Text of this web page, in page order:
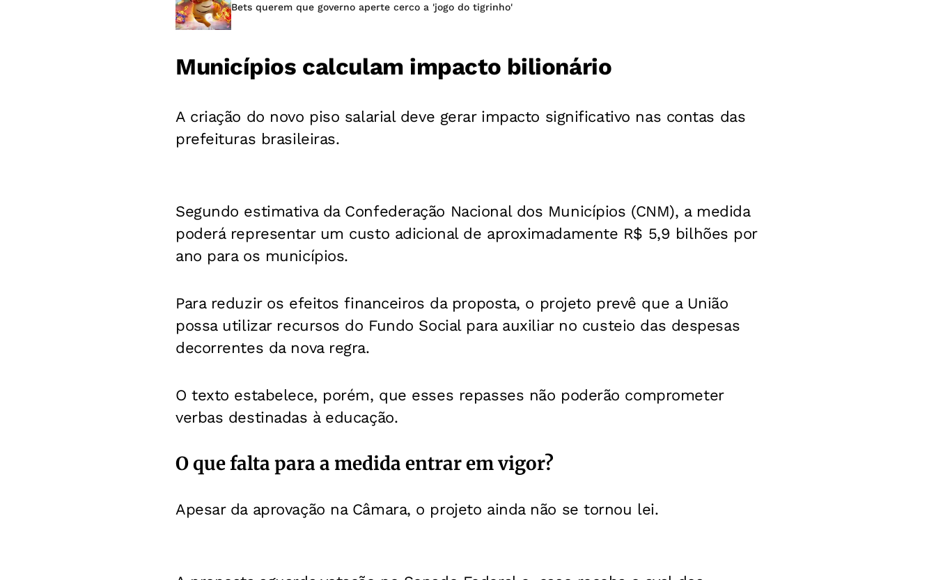
Bets querem que governo aperte cerco a 'jogo do tigrinho'
Municípios calculam impacto bilionário
A criação do novo piso salarial deve gerar impacto significativo nas contas das
prefeituras brasileiras.
Segundo estimativa da Confederação Nacional dos Municípios (CNM), a medida
poderá representar um custo adicional de aproximadamente R$ 5,9 bilhões por
ano para os municípios.
Para reduzir os efeitos financeiros da proposta, o projeto prevê que a União
possa utilizar recursos do Fundo Social para auxiliar no custeio das despesas
decorrentes da nova regra.
O texto estabelece, porém, que esses repasses não poderão comprometer
verbas destinadas à educação.
O que falta para a medida entrar em vigor?
Apesar da aprovação na Câmara, o projeto ainda não se tornou lei.